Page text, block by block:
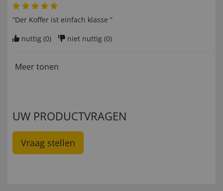
“Der Koffer ist einfach klasse ”
nuttig (0) niet nuttig (0)
Meer tonen
UW PRODUCTVRAGEN
Vraag stellen